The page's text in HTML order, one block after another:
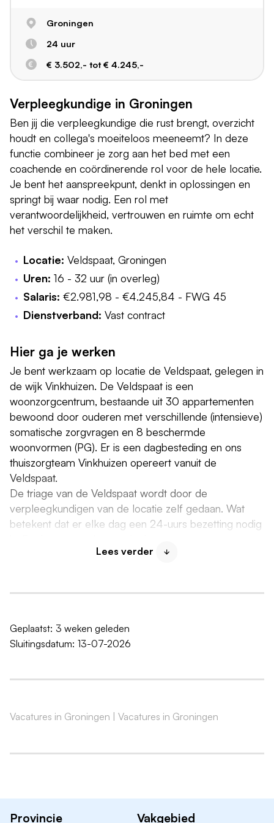
Groningen
24 uur
€ 3.502,- tot € 4.245,-
Verpleegkundige in Groningen
Ben jij die verpleegkundige die rust brengt, overzicht
houdt en collega's moeiteloos meeneemt? In deze
functie combineer je zorg aan het bed met een
coachende en coördinerende rol voor de hele locatie.
Je bent het aanspreekpunt, denkt in oplossingen en
springt bij waar nodig. Een rol met
verantwoordelijkheid, vertrouwen en ruimte om echt
het verschil te maken.
Locatie: Veldspaat, Groningen
Uren: 16 - 32 uur (in overleg)
Salaris: €2.981,98 - €4.245,84 - FWG 45
Dienstverband: Vast contract
Hier ga je werken
Je bent werkzaam op locatie de Veldspaat, gelegen in
de wijk Vinkhuizen. De Veldspaat is een
woonzorgcentrum, bestaande uit 30 appartementen
bewoond door ouderen met verschillende (intensieve)
somatische zorgvragen en 8 beschermde
woonvormen (PG). Er is een dagbesteding en ons
thuiszorgteam Vinkhuizen opereert vanuit de
Veldspaat.
De triage van de Veldspaat wordt door de
verpleegkundigen van de locatie zelf gedaan. Wat
betekent dat er elke dag een 24-uurs bezetting nodig
iedereen mee kan schakelen. Tijdens deze dienst
werk je samen met artsen, paramedici en
situaties en pak je belangrijke verpleegtechnische
Je bent coach én coördinator tijdens je
Lees verder
Geplaatst: 3 weken geleden
Sluitingsdatum: 13-07-2026
Vacatures in Groningen Vacatures in Groningen
Provincie Vakgebied